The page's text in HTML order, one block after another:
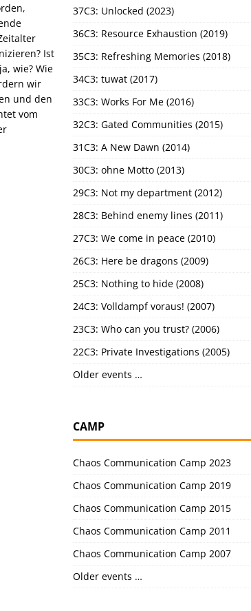
Ist
wie? Wie
wir
und den
vom
37C3: Unlocked (2023)
36C3: Resource Exhaustion (2019)
35C3: Refreshing Memories (2018)
34C3: tuwat (2017)
33C3: Works For Me (2016)
32C3: Gated Communities (2015)
31C3: A New Dawn (2014)
30C3: ohne Motto (2013)
29C3: Not my department (2012)
28C3: Behind enemy lines (2011)
27C3: We come in peace (2010)
26C3: Here be dragons (2009)
25C3: Nothing to hide (2008)
24C3: Volldampf voraus! (2007)
23C3: Who can you trust? (2006)
22C3: Private Investigations (2005)
Older events …
CAMP
Chaos Communication Camp 2023
Chaos Communication Camp 2019
Chaos Communication Camp 2015
Chaos Communication Camp 2011
Chaos Communication Camp 2007
Older events …